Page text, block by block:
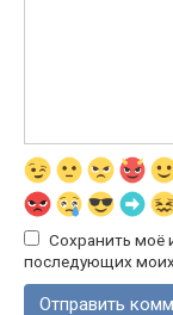
Сохранить моё
последующих